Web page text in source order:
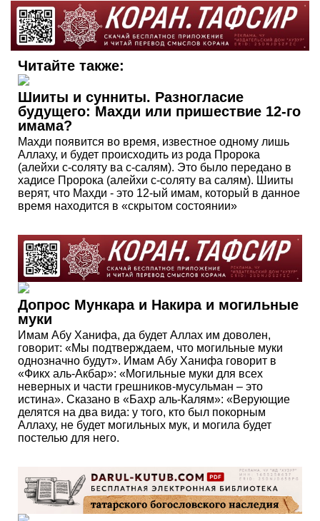
Читайте также:
Шииты и сунниты. Разногласие
будущего: Махди или пришествие 12-го
имама?
Махди появится во время, известное одному лишь
Аллаху, и будет происходить из рода Пророка
(алейхи с-соляту ва с-салям). Это было передано в
хадисе Пророка (алейхи с-соляту ва салям). Шииты
верят, что Махди - это 12-ый имам, который в данное
время находится в «скрытом состоянии»
Допрос Мункара и Накира и могильные
муки
Имам Абу Ханифа, да будет Аллах им доволен,
говорит: «Мы подтверждаем, что могильные муки
однозначно будут». Имам Абу Ханифа говорит в
«Фикх аль-Акбар»: «Могильные муки для всех
неверных и части грешников-мусульман – это
истина». Сказано в «Бахр аль-Калям»: «Верующие
делятся на два вида: у того, кто был покорным
Аллаху, не будет могильных мук, и могила будет
постелью для него.